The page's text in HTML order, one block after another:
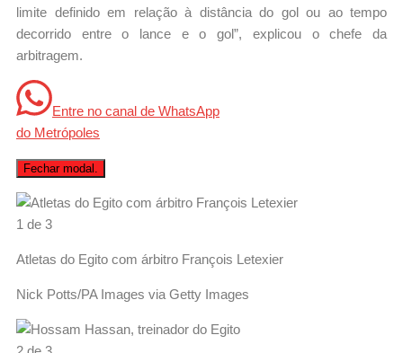
limite definido em relação à distância do gol ou ao tempo
decorrido entre o lance e o gol”, explicou o chefe da
arbitragem.
Entre no canal de WhatsApp
do Metrópoles
Fechar modal.
1 de 3
Atletas do Egito com árbitro François Letexier
Nick Potts/PA Images via Getty Images